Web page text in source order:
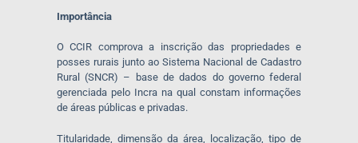
Importância
O CCIR comprova a inscrição das propriedades e
posses rurais junto ao Sistema Nacional de Cadastro
Rural (SNCR) – base de dados do governo federal
gerenciada pelo Incra na qual constam informações
de áreas públicas e privadas.
Titularidade, dimensão da área, localização, tipo de